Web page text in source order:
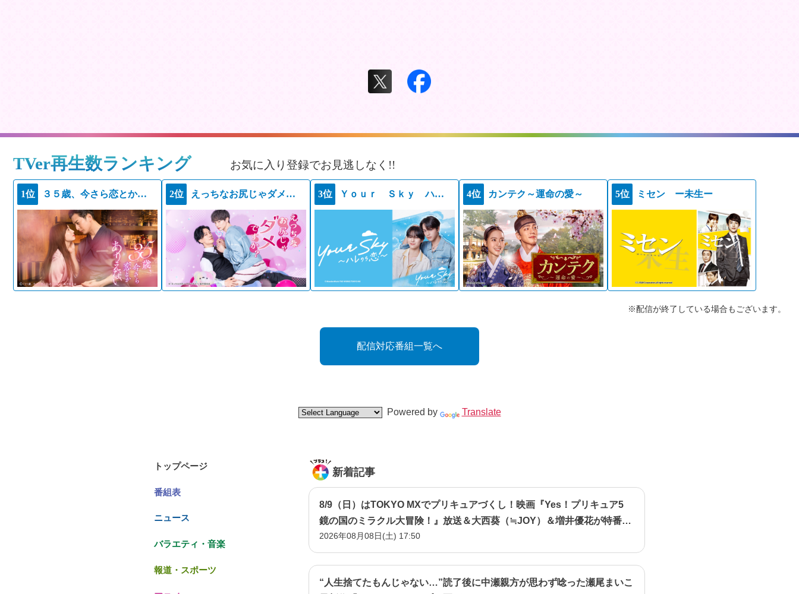
TVer再生数ランキング お気に入り登録でお見逃しなく!!
1位 ３５歳、今さら恋とかありえない 2位 えっちなお尻じゃダメですか？ 3位 Ｙｏｕｒ Ｓｋｙ ハレのち恋 4位 カンテク～運命の愛～ 5位 ミセン ー未生ー
※配信が終了している場合もございます。
配信対応番組一覧へ
Powered by Translate
トップページ
番組表
ニュース
バラエティ・音楽
報道・スポーツ
新着記事
8/9（日）はTOKYO MXでプリキュアづくし！映画『Yes！プリキュア5
鏡の国のミラクル大冒険！』放送＆大西葵（≒JOY）＆増井優花が特番で
『名探偵プリキュア！』イベント潜入！
2026年08月08日(土) 17:50
“人生捨てたもんじゃない…”読了後に中瀬親方が思わず唸った瀬尾まいこ